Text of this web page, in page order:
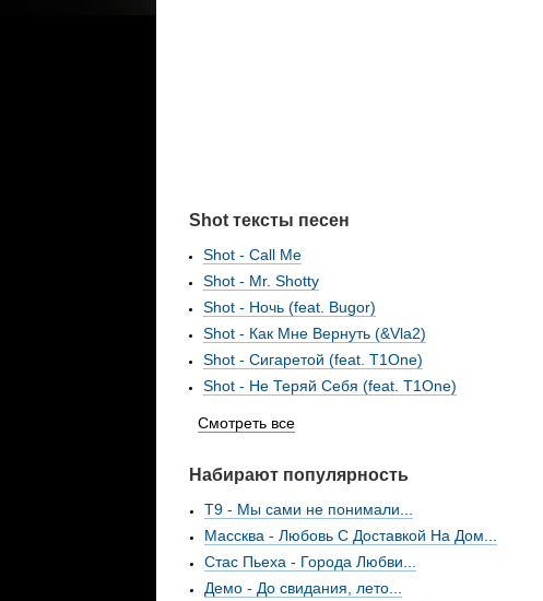
Shot тексты песен
Shot - Call Me
Shot - Mr. Shotty
Shot - Ночь (feat. Bugor)
Shot - Как Мне Вернуть (&Vla2)
Shot - Сигаретой (feat. T1One)
Shot - Не Теряй Себя (feat. T1One)
Смотреть все
Набирают популярность
Т9 - Мы сами не понимали...
Массква - Любовь С Доставкой На Дом...
Стас Пьеха - Города Любви...
Демо - До свидания, лето...